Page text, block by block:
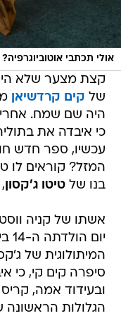
אולי תכתבי
קצת מצער שלא
של קים קרדשיאן
היה שם שמח.
כי איבדה את בתוליה
עכשיו, ספר חדש
המזל? קוראים לו
בנו שלטיטו ג'קסון
אשתו של קניה
המיתולוגית של
סיפרה קים קי, כי
ובעידוד אמה,